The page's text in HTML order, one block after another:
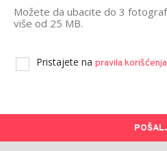
Možete da ubacite do 3
više od 25 MB.
Pristajete na pravila korišćenja